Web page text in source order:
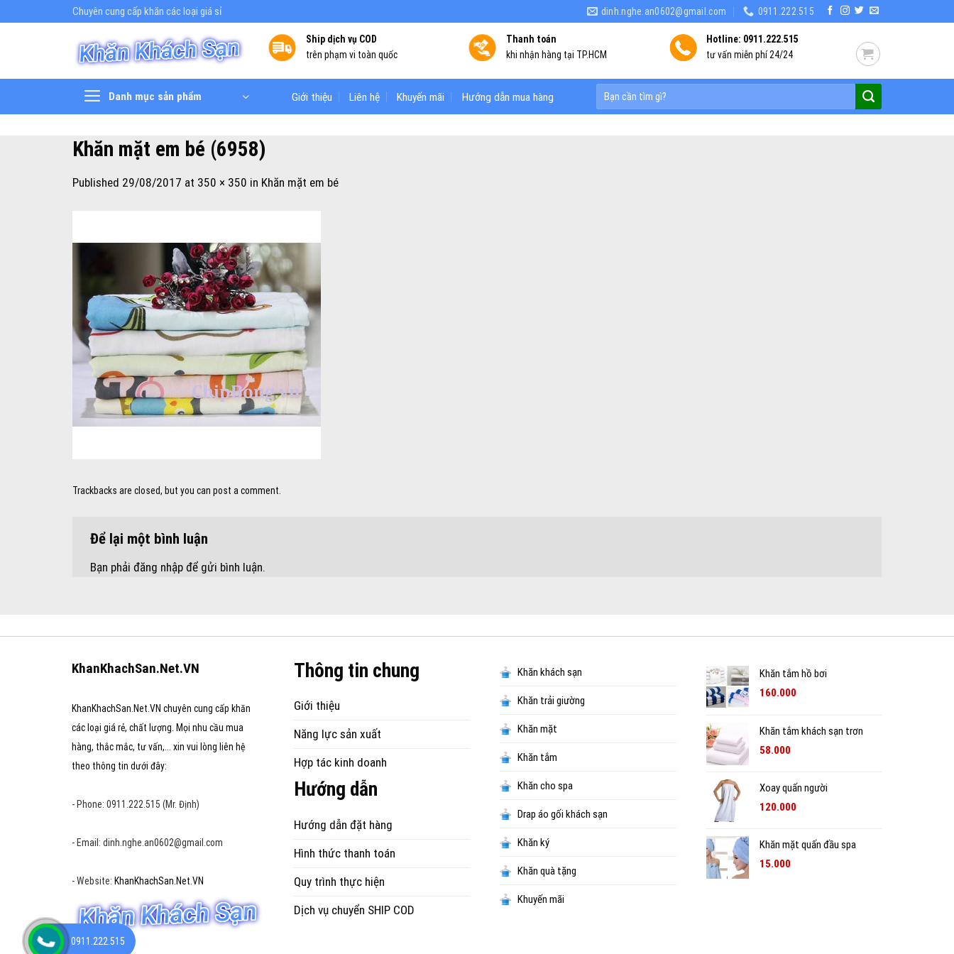
Chuyên cung cấp khăn các loại giá sỉ dinh.nghe.an0602@gmail.com 0911.222.515
Ship dịch vụ COD
trên phạm vi toàn quốc
Thanh toán
khi nhận hàng tại TP.HCM
Hotline: 0911.222.515
tư vấn miễn phí 24/24
Danh mục sản phẩm Giới thiệu Liên hệ Khuyến mãi Hướng dẫn mua hàng
Search
Khăn mặt em bé (6958)
Published 29/08/2017 at 350 × 350 in Khăn mặt em bé
Trackbacks are closed, but you can post a comment.
Để lại một bình luận
Bạn phải đăng nhập để gửi bình luận.
KhanKhachSan.Net.VN
KhanKhachSan.Net.VN chuyên cung cấp khăn
các loại giá rẻ, chất lượng. Mọi nhu cầu mua
hàng, thắc mắc, tư vấn,... xin vui lòng liên hệ
theo thông tin dưới đây:
- Phone: 0911.222.515 (Mr. Định)
- Email: dinh.nghe.an0602@gmail.com
- Website: KhanKhachSan.Net.VN
Thông tin chung
Giới thiệu
Năng lực sản xuất
Hợp tác kinh doanh
Hướng dẫn
Hướng dẫn đặt hàng
Hình thức thanh toán
Quy trình thực hiện
Dịch vụ chuyển SHIP COD
Khăn khách sạn
Khăn trải giường
Khăn mặt
Khăn tắm
Khăn cho spa
Drap áo gối khách sạn
Khăn ký
Khăn quà tặng
Khuyến mãi
Khăn tắm hồ bơi
160.000
Khăn tắm khách sạn trơn
58.000
Xoay quấn người
120.000
Khăn mặt quấn đầu spa
15.000
0911.222.515